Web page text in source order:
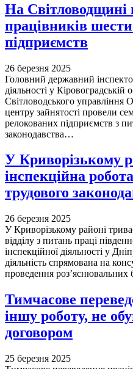
На Світловодщині
працівників
підприємств
26 березня 2025
Головний державний
діяльності у Кіровоградській
Світловодського управління
центру зайнятості провели
релокованих підприємств з
законодавства…
У Криворізькому
інспекційна
трудового
26 березня 2025
У Криворізькому районі
відділу з питань праці
інспекційної діяльності у
діяльність спрямована на
проведення роз’яснювальних
Тимчасове
іншу роботу, не
договором
25 березня 2025